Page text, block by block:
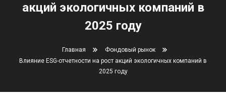
акций экологичных компаний в
2025 году
Главная
Фондовый рынок
Влияние ESG-отчетности на рост акций экологичных компаний в
2025 году